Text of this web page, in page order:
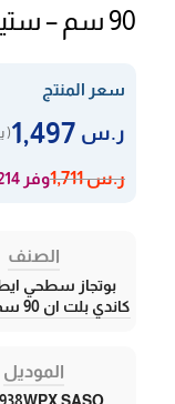
90 سم – ستيل CHG938WPX SASO
سعر المنتج
ر.س (
ر.س1,711 وفر 214 ر.س
الصنف
بوتجاز سطحي
كاندي بلت ان 90 سم – ستيل
الموديل